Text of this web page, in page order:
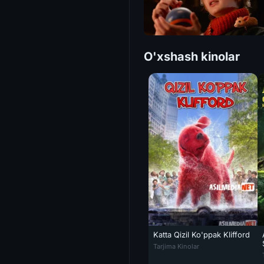
O'xshash kinolar
Katta Qizil Ko'ppak Klifford
Katta Qizil Ko'ppak Klifford
Tarjima Kinolar